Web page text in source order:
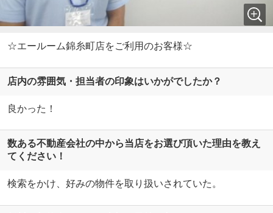
☆エールーム錦糸町店をご利用のお客様☆
店内の雰囲気・担当者の印象はいかがでしたか？
良かった！
数ある不動産会社の中から当店をお選び頂いた理由を教え
てください！
検索をかけ、好みの物件を取り扱いされていた。